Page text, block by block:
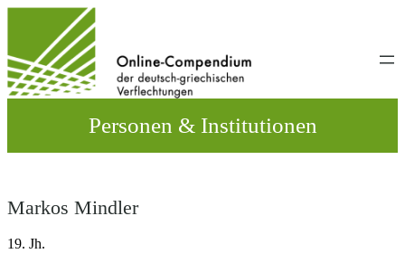
wechseln
Personen & Institutionen
Markos Mindler
19. Jh.